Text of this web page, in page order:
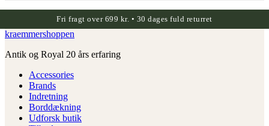
Fri fragt over 699 kr. • 30 dages fuld returret
kraemmershoppen
Antik og Royal 20 års erfaring
Accessories
Brands
Indretning
Borddækning
Udforsk butik